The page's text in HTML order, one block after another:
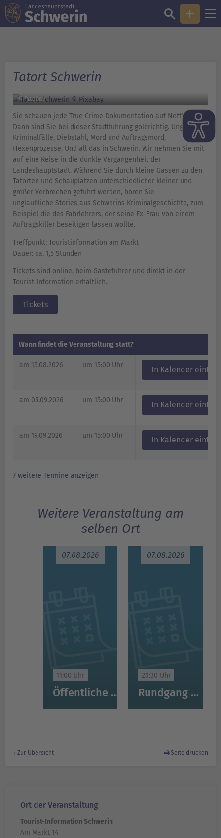
Tatort Schwerin
© Pixabay
Sie schauen jede True Crime Dokumentation auf Netflix?
Dann sind Sie bei dieser Stadtführung goldrichtig. Ungeklärte
Kriminalfälle, Diebstahl, Mord und Auftragsmord,
Hexenprozesse. Und all das in Schwerin. Wir nehmen Sie mit
auf eine Reise in die dunkle Vergangenheit der
Landeshauptstadt. Während Sie durch kleine Gassen zu den
Tatorten und Schauplätzen unterschiedlicher kleiner und
großer Verbrechen geführt werden, hören Sie
unglaubliche Stories aus Schwerins Kriminalgeschichte, zum
Beispiel die des Fahrlehrers, der seine Ex-Frau von einem
Auftragskiller beseitigen lassen wollte.
Treffpunkt: Touristinformation am Markt
Dauer: ca. 1,5 Stunden
Tickets sind online, beim Gästeführer und direkt in der
Tourist-Information erhältlich.
Tickets
Wann findet die Veranstaltung statt?
am 15.08.2026 um 15:00 Uhr In Kalender
am 05.09.2026 um 15:00 Uhr In Kalender
am 19.09.2026 um 15:00 Uhr In Kalender
7 weitere Termine anzeigen
Weitere Veranstaltung am
selben Ort
07.08.2026
11:00 Uhr
Öffentliche Stadtführung Schwerin
07.08.2026
20:30 Uhr
Rundgang mit dem Nachtwächter von Schwerin
Zur Übersicht Seite drucken
Ort der Veranstaltung
Tourist-Information Schwerin
Am Markt 14